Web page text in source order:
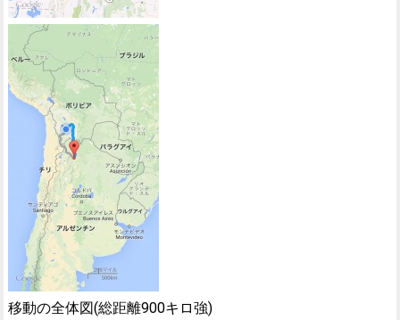
移動の全体図(総距離900キロ強)